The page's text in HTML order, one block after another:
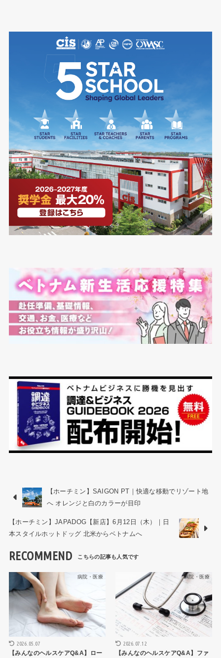
【ホーチミン】SAIGON PT｜快適な移動でリゾート地
へ オレンジと白のカラーが目印
【ホーチミン】JAPADOG【新店】6月12日（木）｜日
本スタイルホットドッグ 北米からベトナムへ
RECOMMEND
病院・医療
2026.05.07
【みんなのヘルスケアQ&A】ロー
病院・医療
2026.07.12
【みんなのヘルスケアQ&A】ファ